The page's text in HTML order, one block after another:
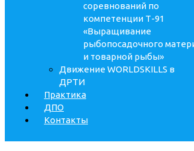
соревнований по
компетенции Т-91
«Выращивание
рыбопосадочного
и товарной рыбы»
Движение WORLDSKILLS в
ДРТИ
Практика
ДПО
Контакты